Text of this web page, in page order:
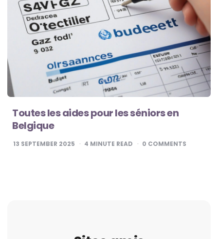
Toutes les aides pour les séniors en
Belgique
13 SEPTEMBER 2025 4 MINUTE READ 0 COMMENTS